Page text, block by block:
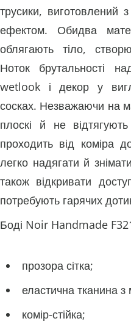
трусики, виготовлений
ефектом. Обидва
облягають тіло,
Ноток брутальності
wetlook і декор у
сосках. Незважаючи на
плоскі й не
проходить від коміра
легко надягати й
також відкривати
потребують гарячих
Боді Noir Handmade
прозора сітка;
еластична тканина
комір-стійка;